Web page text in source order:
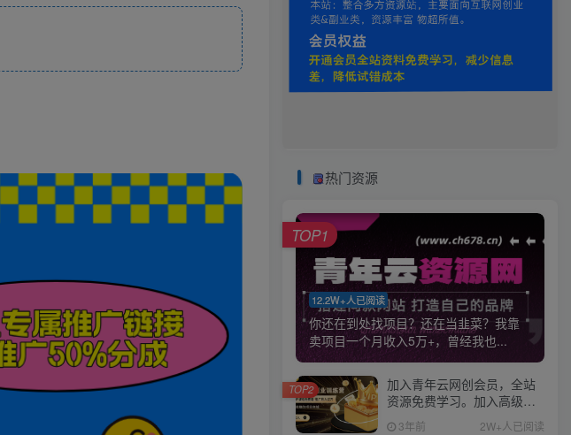
热门资源
12.2W+人已阅读
你还在到处找项目？还在当韭菜？我靠
卖项目一个月收入5万+，曾经我也...
TOP1
加入青年云网创会员，全站
资源免费学习。加入高级合
伙人，推广日入1000+
3年前 2W+人已阅读
TOP2